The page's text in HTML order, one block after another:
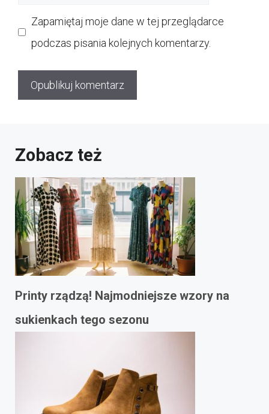
Zapamiętaj moje dane w tej przeglądarce
podczas pisania kolejnych komentarzy.
Zobacz też
Printy rządzą! Najmodniejsze wzory na
sukienkach tego sezonu